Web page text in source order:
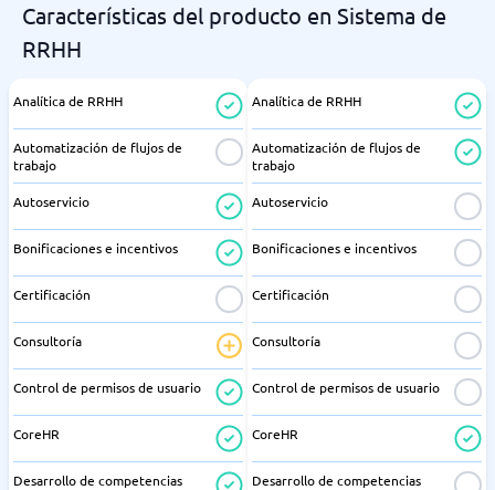
Características del producto en Sistema de
RRHH
Analítica de RRHH
Automatización de flujos de
trabajo
Autoservicio
Bonificaciones e incentivos
Certificación
Consultoría
Control de permisos de usuario
CoreHR
Desarrollo de competencias
Analítica de RRHH
Automatización de flujos de
trabajo
Autoservicio
Bonificaciones e incentivos
Certificación
Consultoría
Control de permisos de usuario
CoreHR
Desarrollo de competencias